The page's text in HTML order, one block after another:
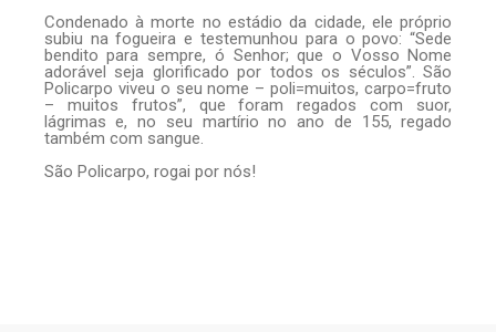
Condenado à morte no estádio da cidade, ele próprio
subiu na fogueira e testemunhou para o povo: “Sede
bendito para sempre, ó Senhor; que o Vosso Nome
adorável seja glorificado por todos os séculos”. São
Policarpo viveu o seu nome – poli=muitos, carpo=fruto
– muitos frutos”, que foram regados com suor,
lágrimas e, no seu martírio no ano de 155, regado
também com sangue.
São Policarpo, rogai por nós!